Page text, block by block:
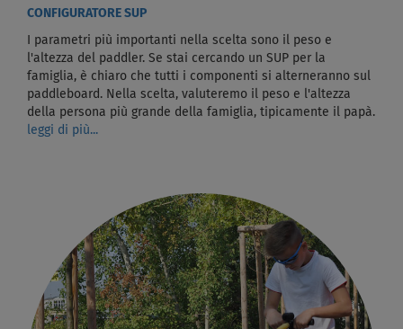
CONFIGURATORE SUP
I parametri più importanti nella scelta sono il peso e
l'altezza del paddler. Se stai cercando un SUP per la
famiglia, è chiaro che tutti i componenti si alterneranno sul
paddleboard. Nella scelta, valuteremo il peso e l'altezza
della persona più grande della famiglia, tipicamente il papà.
leggi di più...